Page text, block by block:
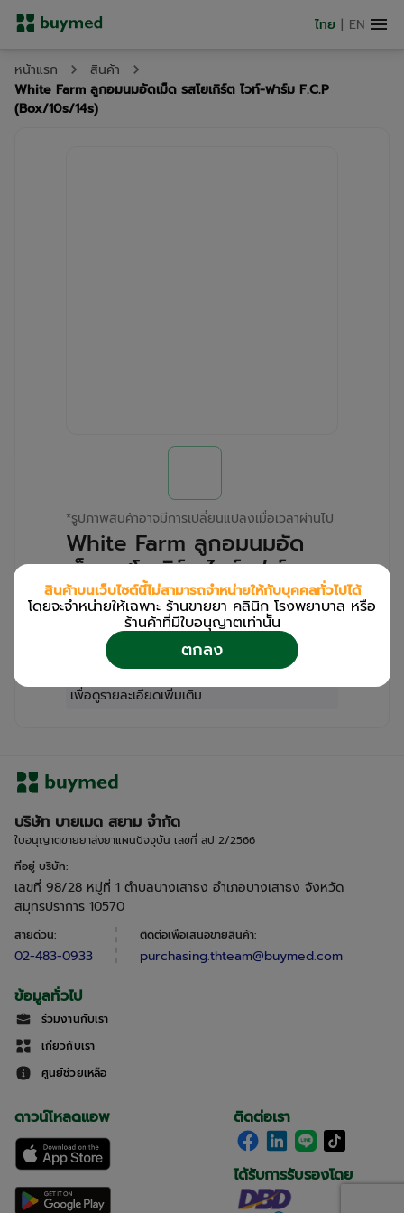
ไทย | EN
หน้าแรก
สินค้า
White Farm ลูกอมนมอัดเม็ด รสโยเกิร์ต ไวท์-ฟาร์ม F.C.P
(Box/10s/14s)
*รูปภาพสินค้าอาจมีการเปลี่ยนแปลงเมื่อเวลาผ่านไป
White Farm ลูกอมนมอัด
เม็ด รสโยเกิร์ต ไวท์-ฟาร์ม
F.C.P (Box/10s/14s)
สำหรับลูกค้าเฉพาะร้านขายยา คลินิก และโรง
พยาบาล
เข้าสู่ระบบ / ลงทะเบียน
เพื่อดูรายละเอียดเพิ่มเติม
บริษัท บายเมด สยาม จำกัด
ใบอนุญาตขายยาส่งยาแผนปัจจุบัน เลขที่ สป 2/2566
ที่อยู่ บริษัท:
เลขที่ 98/28 หมู่ที่ 1 ตำบลบางเสาธง อำเภอบางเสาธง จังหวัด
สมุทรปราการ 10570
สายด่วน:
02-483-0933
ติดต่อเพื่อเสนอขายสินค้า:
purchasing.thteam@buymed.com
ข้อมูลทั่วไป
ร่วมงานกับเรา
เกี่ยวกับเรา
ศูนย์ช่วยเหลือ
ติดต่อเรา
ได้รับการรับรองโดย
ดาวน์โหลดแอพ
สินค้าบนเว็บไซต์นี้ไม่สามารถจำหน่ายให้กับบุคคลทั่วไปได้
โดยจะจำหน่ายให้เฉพาะ ร้านขายยา คลินิก โรงพยาบาล หรือ
ร้านค้าที่มีใบอนุญาตเท่านััน
ตกลง